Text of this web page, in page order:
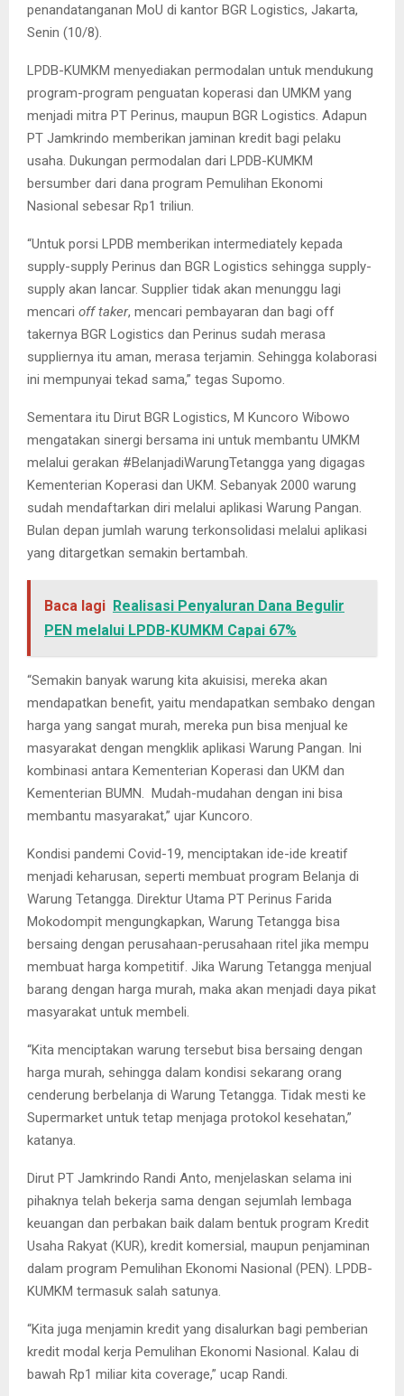
penandatanganan MoU di kantor BGR Logistics, Jakarta,
Senin (10/8).
LPDB-KUMKM menyediakan permodalan untuk mendukung
program-program penguatan koperasi dan UMKM yang
menjadi mitra PT Perinus, maupun BGR Logistics. Adapun
PT Jamkrindo memberikan jaminan kredit bagi pelaku
usaha. Dukungan permodalan dari LPDB-KUMKM
bersumber dari dana program Pemulihan Ekonomi
Nasional sebesar Rp1 triliun.
“Untuk porsi LPDB memberikan intermediately kepada
supply-supply Perinus dan BGR Logistics sehingga supply-
supply akan lancar. Supplier tidak akan menunggu lagi
mencari off taker, mencari pembayaran dan bagi off
takernya BGR Logistics dan Perinus sudah merasa
suppliernya itu aman, merasa terjamin. Sehingga kolaborasi
ini mempunyai tekad sama,” tegas Supomo.
Sementara itu Dirut BGR Logistics, M Kuncoro Wibowo
mengatakan sinergi bersama ini untuk membantu UMKM
melalui gerakan #BelanjadiWarungTetangga yang digagas
Kementerian Koperasi dan UKM. Sebanyak 2000 warung
sudah mendaftarkan diri melalui aplikasi Warung Pangan.
Bulan depan jumlah warung terkonsolidasi melalui aplikasi
yang ditargetkan semakin bertambah.
Baca lagi Realisasi Penyaluran Dana Begulir
PEN melalui LPDB-KUMKM Capai 67%
“Semakin banyak warung kita akuisisi, mereka akan
mendapatkan benefit, yaitu mendapatkan sembako dengan
harga yang sangat murah, mereka pun bisa menjual ke
masyarakat dengan mengklik aplikasi Warung Pangan. Ini
kombinasi antara Kementerian Koperasi dan UKM dan
Kementerian BUMN. Mudah-mudahan dengan ini bisa
membantu masyarakat,” ujar Kuncoro.
Kondisi pandemi Covid-19, menciptakan ide-ide kreatif
menjadi keharusan, seperti membuat program Belanja di
Warung Tetangga. Direktur Utama PT Perinus Farida
Mokodompit mengungkapkan, Warung Tetangga bisa
bersaing dengan perusahaan-perusahaan ritel jika mempu
membuat harga kompetitif. Jika Warung Tetangga menjual
barang dengan harga murah, maka akan menjadi daya pikat
masyarakat untuk membeli.
“Kita menciptakan warung tersebut bisa bersaing dengan
harga murah, sehingga dalam kondisi sekarang orang
cenderung berbelanja di Warung Tetangga. Tidak mesti ke
Supermarket untuk tetap menjaga protokol kesehatan,”
katanya.
Dirut PT Jamkrindo Randi Anto, menjelaskan selama ini
pihaknya telah bekerja sama dengan sejumlah lembaga
keuangan dan perbakan baik dalam bentuk program Kredit
Usaha Rakyat (KUR), kredit komersial, maupun penjaminan
dalam program Pemulihan Ekonomi Nasional (PEN). LPDB-
KUMKM termasuk salah satunya.
“Kita juga menjamin kredit yang disalurkan bagi pemberian
kredit modal kerja Pemulihan Ekonomi Nasional. Kalau di
bawah Rp1 miliar kita coverage,” ucap Randi.